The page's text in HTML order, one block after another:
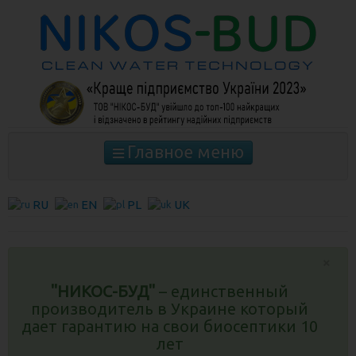
Главное меню
АВТОНОМНАЯ КАНАЛИЗАЦИЯ ДЛЯ ДАЧИ (СЕПТИКИ
ОЧИСТКА 85%)
АВТОНОМНАЯ КАНАЛИЗАЦИЯ ДЛЯ КОТТЕДЖА
RU EN PL UK
"НИКОС-БУД" – единственный
производитель в Украине который
дает гарантию на свои биосептики 10
лет